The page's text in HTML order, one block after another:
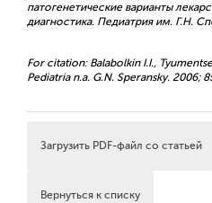
патогенетические варианты
диагностика. Педиатрия им. Г.Н.
For citation: Balabolkin I.I.,
Pediatria n.a. G.N. Speransky. 2006;
Загрузить PDF-файл со статьей
Вернуться к списку